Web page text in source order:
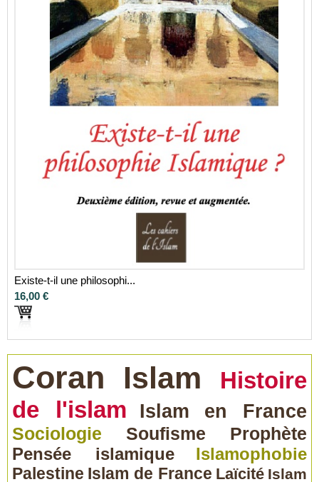
Existe-t-il une philosophi...
16,00 €
Coran Islam
Histoire
de l'islam
Islam en France
Sociologie Soufisme
Prophète
Pensée islamique
Islamophobie
Palestine Islam de France Laïcité Islam